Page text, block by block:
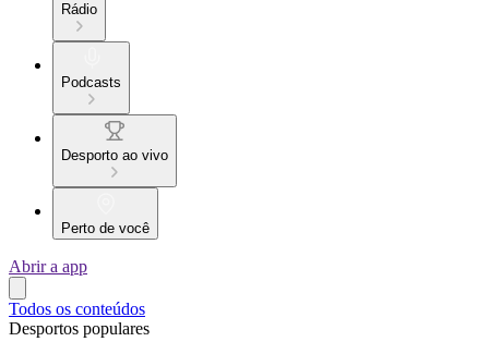
Rádio
Podcasts
Desporto ao vivo
Perto de você
Abrir a app
Todos os conteúdos
Desportos populares